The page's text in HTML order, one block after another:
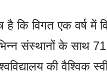
विगत एक वर्ष में
संस्थानों के साथ
की वैश्विक